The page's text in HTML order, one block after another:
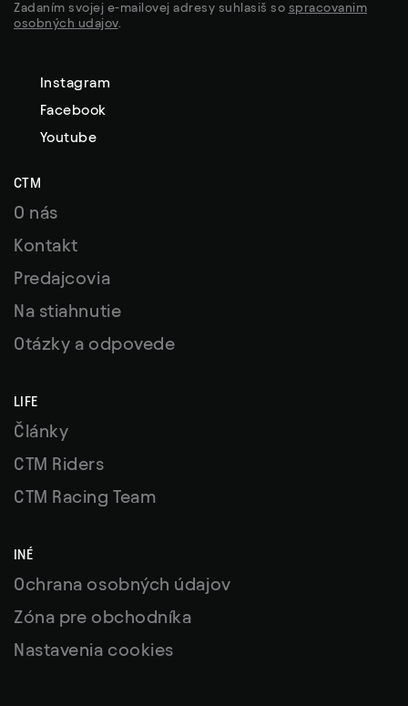
Zadaním svojej e-mailovej adresy suhlasiš so spracovanim
osobných udajov.
Instagram
Facebook
Youtube
CTM
O nás
Kontakt
Predajcovia
Na stiahnutie
Otázky a odpovede
LIFE
Články
CTM Riders
CTM Racing Team
INÉ
Ochrana osobných údajov
Zóna pre obchodníka
Nastavenia cookies